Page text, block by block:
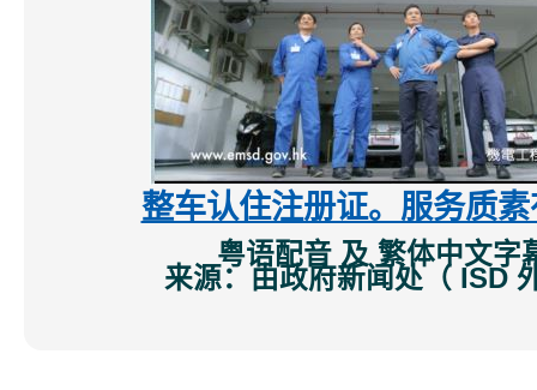
整车认住注册证。服务质
粤语配音 及 繁体中文字
来源：由政府新闻处（ ISD